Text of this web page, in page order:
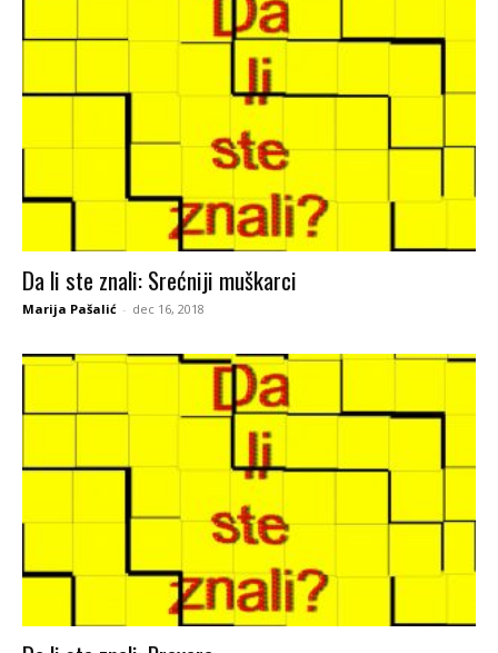
Da li ste znali: Srećniji muškarci
Marija Pašalić - dec 16, 2018